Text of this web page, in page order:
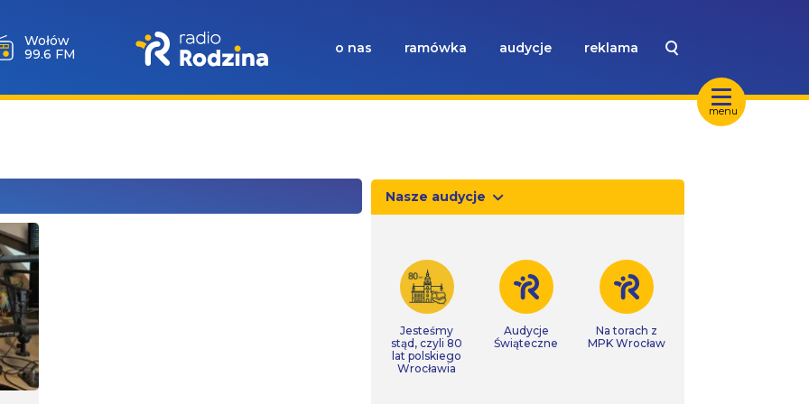
menu
Wołów
99.6 FM
o nas ramówka audycje reklama
Nasze audycje
Jesteśmy
stąd, czyli 80
lat polskiego
Wrocławia
Audycje
Świąteczne
Na torach z
MPK Wrocław